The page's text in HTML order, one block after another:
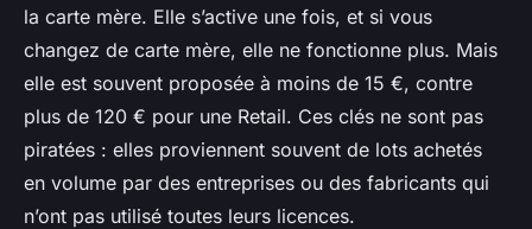
la carte mère. Elle s’active une fois, et si vous
changez de carte mère, elle ne fonctionne plus. Mais
elle est souvent proposée à moins de 15 €, contre
plus de 120 € pour une Retail. Ces clés ne sont pas
piratées : elles proviennent souvent de lots achetés
en volume par des entreprises ou des fabricants qui
n’ont pas utilisé toutes leurs licences.